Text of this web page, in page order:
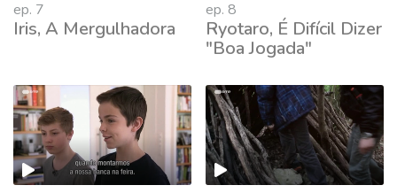
ep. 7
Iris, A Mergulhadora
ep. 8
Ryotaro, É Difícil Dizer
"Boa Jogada"